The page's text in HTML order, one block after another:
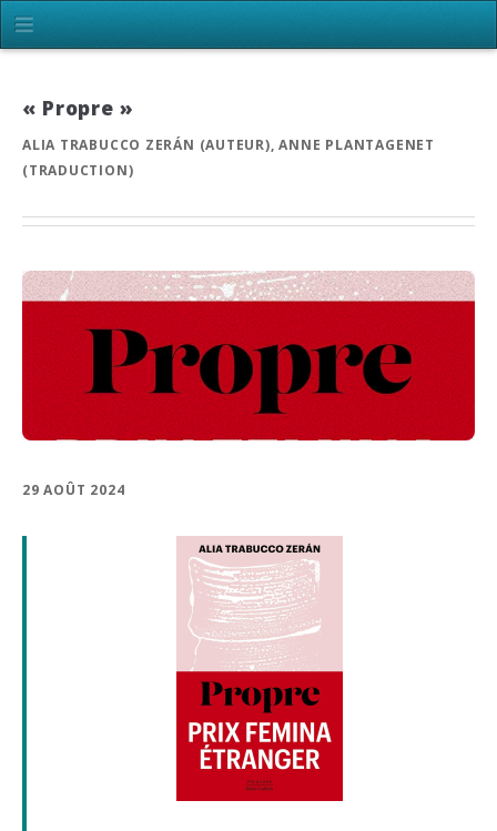
« Propre »
ALIA TRABUCCO ZERÁN (AUTEUR), ANNE PLANTAGENET
(TRADUCTION)
29 AOÛT 2024